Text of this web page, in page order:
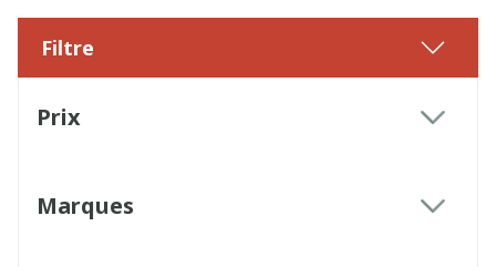
Filtre
Prix
Marques